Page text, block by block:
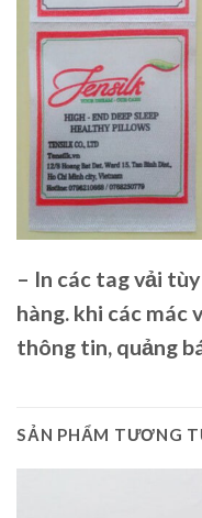
– In các tag vải
hàng. khi các mác
thông tin, quảng
SẢN PHẨM TƯƠNG